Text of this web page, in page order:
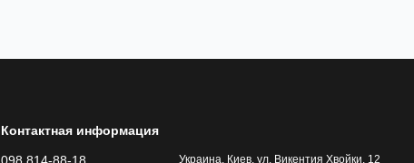
Контактная информация
Украина, Киев, ул. Викентия Хвойки, 12